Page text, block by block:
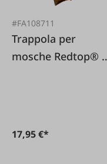
#FA108711
Trappola per
mosche Redtop® 3
17,95 €*